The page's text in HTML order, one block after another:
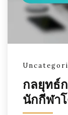
ในโลกของกีฬา
ของปริศนา คว
โดยเฉพาะเมื่อ
แพลตฟอร์มนี้มุ่ง
ความเครียดแล
ประสบการณ์หรื
การจัดการสุขภ
ประสิทธิภาพแล
กลยุทธ์
นักกีฬา